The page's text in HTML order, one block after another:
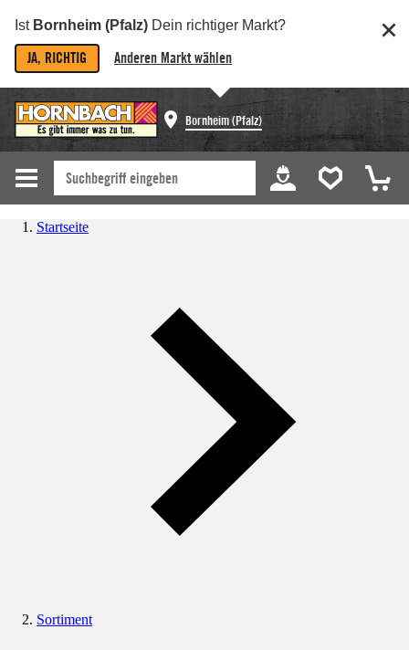
Ist Bornheim (Pfalz) Dein richtiger Markt?
JA, RICHTIG Anderen Markt wählen
Bornheim (Pfalz)
Startseite
Sortiment